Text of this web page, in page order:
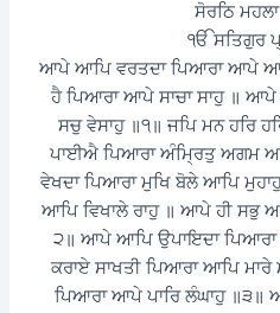
ਸੋਰਠਿ
ੴ ਸਤਿਗੁਰ
ਆਪੇ ਆਪਿ ਵਰਤਦਾ ਪਿਆਰਾ ਆਪੇ
ਹੈ ਪਿਆਰਾ ਆਪੇ ਸਾਚਾ ਸਾਹੁ ॥
ਸਚੁ ਵੇਸਾਹੁ ॥੧॥ ਜਪਿ ਮਨ ਹਰਿ
ਪਾਈਐ ਪਿਆਰਾ ਅੰਮ੍ਰਿਤੁ ਅਗਮ
ਵੇਖਦਾ ਪਿਆਰਾ ਮੁਖਿ ਬੋਲੇ ਆਪਿ
ਆਪਿ ਵਿਖਾਲੇ ਰਾਹੁ ॥ ਆਪੇ ਹੀ ਸਭੁ
੨॥ ਆਪੇ ਆਪਿ ਉਪਾਇਦਾ ਪਿਆਰਾ
ਕਰਾਏ ਸਾਖਤੀ ਪਿਆਰਾ ਆਪਿ
ਪਿਆਰਾ ਆਪੇ ਪਾਰਿ ਲੰਘਾਹੁ ॥੩॥